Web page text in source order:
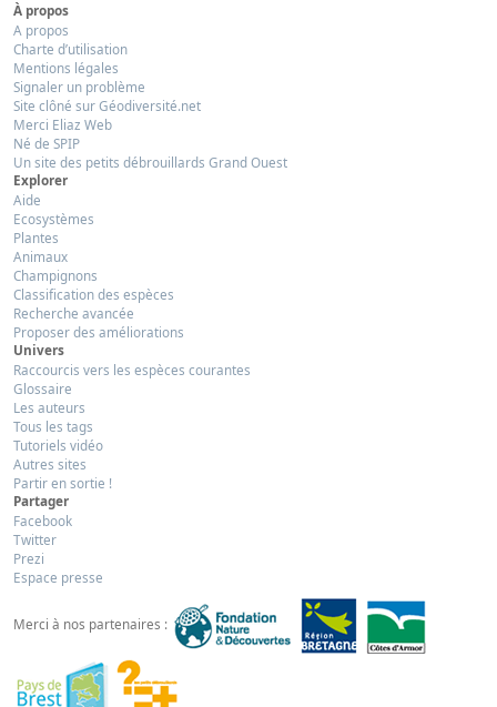
À propos
A propos
Charte d’utilisation
Mentions légales
Signaler un problème
Site clôné sur Géodiversité.net
Merci Eliaz Web
Né de SPIP
Un site des petits débrouillards Grand Ouest
Explorer
Aide
Ecosystèmes
Plantes
Animaux
Champignons
Classification des espèces
Recherche avancée
Proposer des améliorations
Univers
Raccourcis vers les espèces courantes
Glossaire
Les auteurs
Tous les tags
Tutoriels vidéo
Autres sites
Partir en sortie !
Partager
Facebook
Twitter
Prezi
Espace presse
Merci à nos partenaires :